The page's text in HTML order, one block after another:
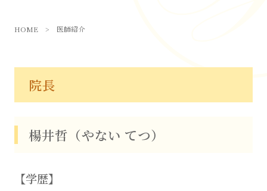
HOME > 医師紹介
院長
楊井哲（やない てつ）
【学歴】